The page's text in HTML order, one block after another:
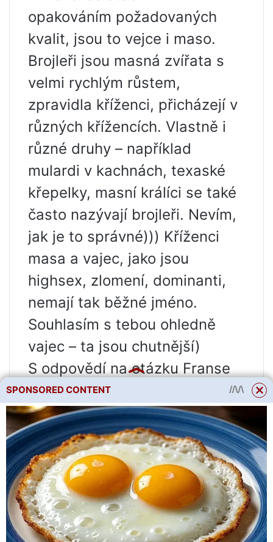
opakováním požadovaných
kvalit, jsou to vejce i maso.
Brojleři jsou masná zvířata s
velmi rychlým růstem,
zpravidla kříženci, přicházejí v
různých křížencích. Vlastně i
různé druhy – například
mulardi v kachnách, texaské
křepelky, masní králíci se také
často nazývají brojleři. Nevím,
jak je to správné))) Kříženci
masa a vajec, jako jsou
highsex, zlomení, dominanti,
nemají tak běžné jméno.
Souhlasím s tebou ohledně
vajec – ta jsou chutnější)
S odpovědí na otázku Franse
Khasanoviče bych trochu
počkal, jinak línání kuřic
pěstovaných na podzim nějak
nepohodlně prochází. Sám
jsem se rozhodl, že si ho
vezmu až na jaře) Ale pokud
máte možnost vytopit kurník,
SPONSORED CONTENT